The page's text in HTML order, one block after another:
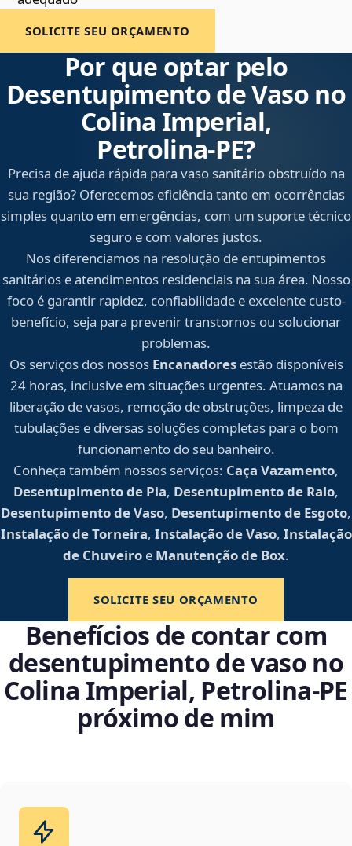
SOLICITE SEU ORÇAMENTO
Por que optar pelo
Desentupimento de Vaso no
Colina Imperial,
Petrolina‑PE?
Precisa de ajuda rápida para vaso sanitário obstruído na
sua região? Oferecemos eficiência tanto em ocorrências
simples quanto em emergências, com um suporte técnico
seguro e com valores justos.
Nos diferenciamos na resolução de entupimentos
sanitários e atendimentos residenciais na sua área. Nosso
foco é garantir rapidez, confiabilidade e excelente custo-
benefício, seja para prevenir transtornos ou solucionar
problemas.
Os serviços dos nossos Encanadoresestão disponíveis
24 horas, inclusive em situações urgentes. Atuamos na
liberação de vasos, remoção de obstruções, limpeza de
tubulações e diversas soluções completas para o bom
funcionamento do seu banheiro.
Conheça também nossos serviços: Caça Vazamento,
Desentupimento de Pia, Desentupimento de Ralo,
Desentupimento de Vaso, Desentupimento de Esgoto,
Instalação de Torneira, Instalação de Vaso, Instalação
de Chuveiro e Manutenção de Box.
SOLICITE SEU ORÇAMENTO
Benefícios de contar com
desentupimento de vaso no
Colina Imperial, Petrolina‑PE
próximo de mim